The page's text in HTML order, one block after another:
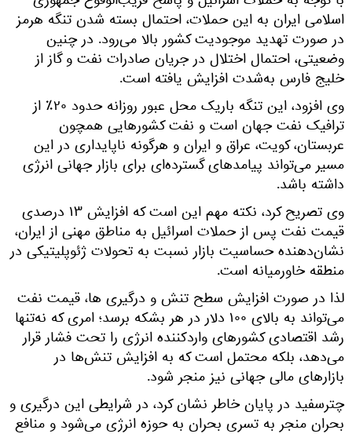
اسلامی ایران به این حملات، احتمال بسته شدن تنگه هرمز
در صورت تهدید موجودیت کشور بالا می‌رود. در چنین
وضعیتی، احتمال اختلال در جریان صادرات نفت و گاز از
خلیج فارس به‌شدت افزایش یافته است.
وی افزود، این تنگه باریک محل عبور روزانه حدود ۲۰٪ از
ترافیک نفت جهان است و نفت کشورهایی همچون
عربستان، کویت، عراق و ایران و هرگونه ناپایداری در این
مسیر می‌تواند پیامدهای گسترده‌ای برای بازار جهانی انرژی
داشته باشد.
وی تصریح کرد، نکته مهم این است که افزایش ۱۳ درصدی
قیمت نفت پس از حملات اسرائیل به مناطق مهنی از ایران،
نشان‌دهنده حساسیت بازار نسبت به تحولات ژئوپلیتیکی در
منطقه خاورمیانه‌ است.
لذا در صورت افزایش سطح تنش و درگیری ها، قیمت نفت
می‌تواند به بالای ۱۰۰ دلار در هر بشکه برسد؛ امری که نه‌تنها
رشد اقتصادی کشورهای واردکننده انرژی را تحت فشار قرار
می‌دهد، بلکه محتمل است که به افزایش تنش‌ها در
بازارهای مالی جهانی نیز منجر شود.
چترسفید در پایان خاطر نشان کرد، در شرایطی این درگیری و
بحران منجر به تسری بحران به حوزه انرژی می‌شود و منافع